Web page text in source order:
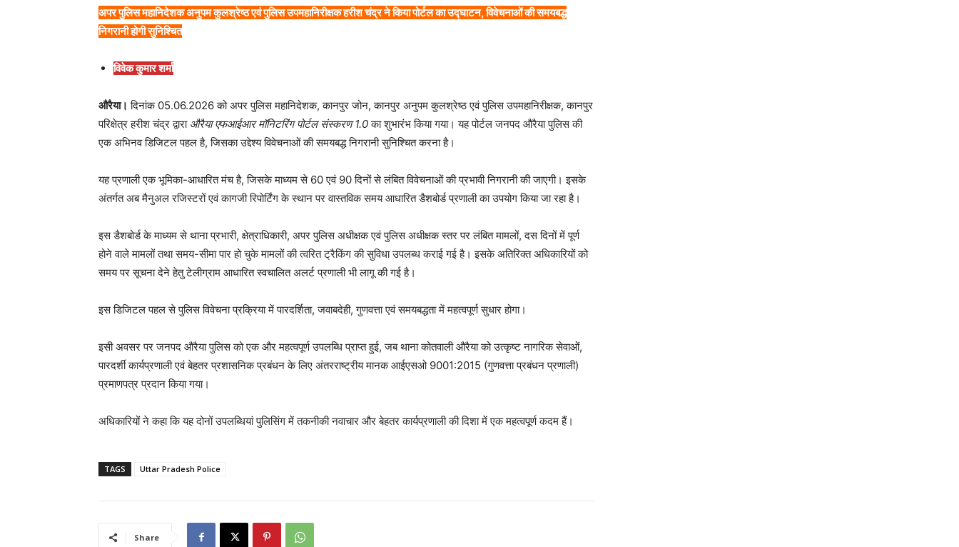
अपर पुलिस महानिदेशक अनुपम कुलश्रेष्ठ एवं पुलिस उपमहानिरीक्षक हरीश चंद्र ने किया पोर्टल का उद्घाटन, विवेचनाओं की समयबद्ध
निगरानी होगी सुनिश्चित
विवेक कुमार शर्मा
औरैया। दिनांक 05.06.2026 को अपर पुलिस महानिदेशक, कानपुर जोन, कानपुर अनुपम कुलश्रेष्ठ एवं पुलिस उपमहानिरीक्षक, कानपुर
परिक्षेत्र हरीश चंद्र द्वारा औरैया एफआईआर मॉनिटरिंग पोर्टल संस्करण 1.0का शुभारंभ किया गया। यह पोर्टल जनपद औरैया पुलिस की
एक अभिनव डिजिटल पहल है, जिसका उद्देश्य विवेचनाओं की समयबद्ध निगरानी सुनिश्चित करना है।
यह प्रणाली एक भूमिका-आधारित मंच है, जिसके माध्यम से 60 एवं 90 दिनों से लंबित विवेचनाओं की प्रभावी निगरानी की जाएगी। इसके
अंतर्गत अब मैनुअल रजिस्टरों एवं कागजी रिपोर्टिंग के स्थान पर वास्तविक समय आधारित डैशबोर्ड प्रणाली का उपयोग किया जा रहा है।
इस डैशबोर्ड के माध्यम से थाना प्रभारी, क्षेत्राधिकारी, अपर पुलिस अधीक्षक एवं पुलिस अधीक्षक स्तर पर लंबित मामलों, दस दिनों में पूर्ण
होने वाले मामलों तथा समय-सीमा पार हो चुके मामलों की त्वरित ट्रैकिंग की सुविधा उपलब्ध कराई गई है। इसके अतिरिक्त अधिकारियों को
समय पर सूचना देने हेतु टेलीग्राम आधारित स्वचालित अलर्ट प्रणाली भी लागू की गई है।
इस डिजिटल पहल से पुलिस विवेचना प्रक्रिया में पारदर्शिता, जवाबदेही, गुणवत्ता एवं समयबद्धता में महत्वपूर्ण सुधार होगा।
इसी अवसर पर जनपद औरैया पुलिस को एक और महत्वपूर्ण उपलब्धि प्राप्त हुई, जब थाना कोतवाली औरैया को उत्कृष्ट नागरिक सेवाओं,
पारदर्शी कार्यप्रणाली एवं बेहतर प्रशासनिक प्रबंधन के लिए अंतरराष्ट्रीय मानक आईएसओ 9001:2015 (गुणवत्ता प्रबंधन प्रणाली)
प्रमाणपत्र प्रदान किया गया।
अधिकारियों ने कहा कि यह दोनों उपलब्धियां पुलिसिंग में तकनीकी नवाचार और बेहतर कार्यप्रणाली की दिशा में एक महत्वपूर्ण कदम हैं।
TAGS Uttar Pradesh Police
Share